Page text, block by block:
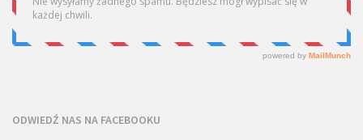
ODWIEDŹ NAS NA FACEBOOKU